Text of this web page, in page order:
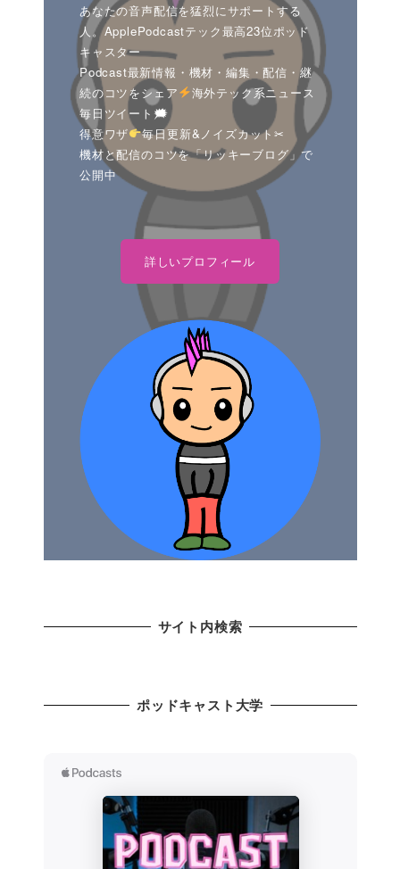
あなたの音声配信を猛烈にサポートする
人。ApplePodcastテック最高23位ポッド
キャスター
Podcast最新情報・機材・編集・配信・継
続のコツをシェア
海外テック系ニュース
毎日ツイート🗯
得意ワザ
毎日更新&ノイズカット✂
機材と配信のコツを「リッキーブログ」で
公開中
詳しいプロフィール
サイト内検索
ポッドキャスト大学